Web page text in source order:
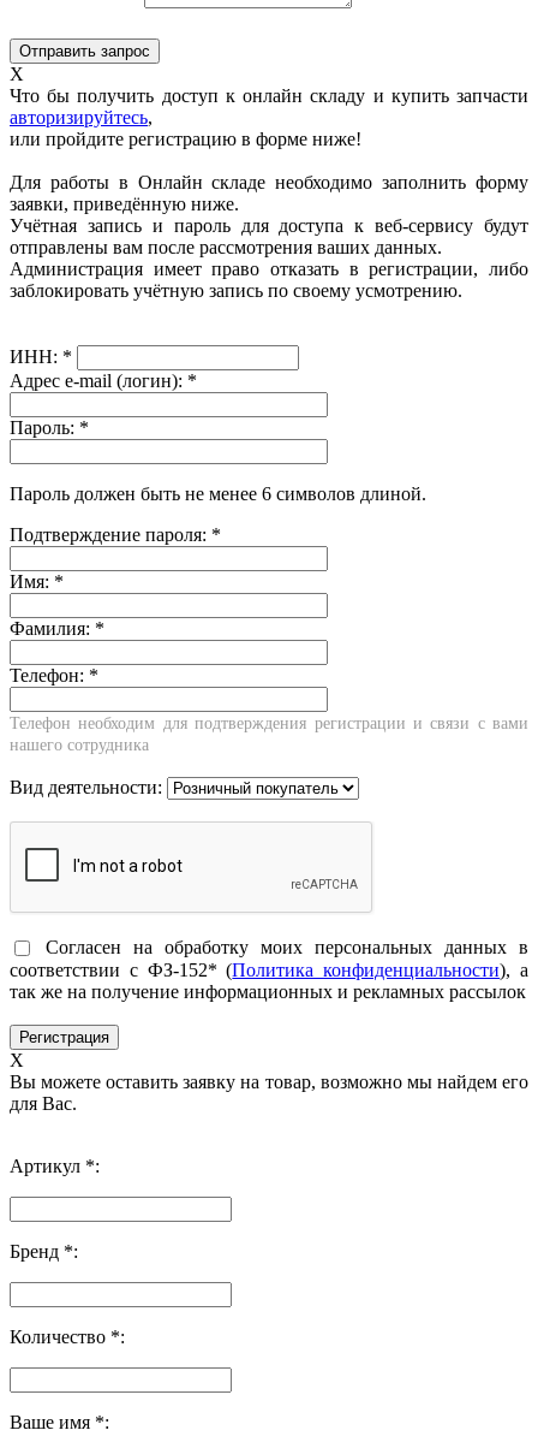
X
Что бы получить доступ к онлайн складу и купить запчасти
авторизируйтесь,
или пройдите регистрацию в форме ниже!
Для работы в Онлайн складе необходимо заполнить форму
заявки, приведённую ниже.
Учётная запись и пароль для доступа к веб-сервису будут
отправлены вам после рассмотрения ваших данных.
Администрация имеет право отказать в регистрации, либо
заблокировать учётную запись по своему усмотрению.
ИНН: *
Адрес e-mail (логин): *
Пароль: *
Пароль должен быть не менее 6 символов длиной.
Подтверждение пароля: *
Имя: *
Фамилия: *
Телефон: *
Телефон необходим для подтверждения регистрации и связи с вами
нашего сотрудника
Вид деятельности:
Согласен на обработку моих персональных данных в
соответствии с ФЗ-152* (Политика конфиденциальности), а
так же на получение информационных и рекламных рассылок
X
Вы можете оставить заявку на товар, возможно мы найдем его
для Вас.
Артикул *:
Бренд *:
Количество *:
Ваше имя *: